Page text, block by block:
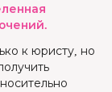
к юристу, но